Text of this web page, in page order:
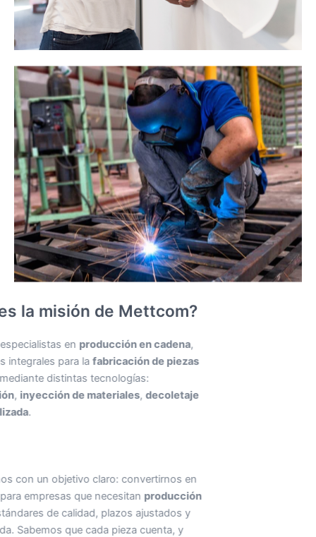
¿Cuál es la misión de Mettcom?
Mettcomsomos especialistas enproducción en cadena
soluciones integrales para lafabricación de piezas
y técnicas mediante distintas tecnologías:
,fundición,inyección de materiales
soldadura especializada
2017 trabajamos con un objetivo claro: convertirnos en
socio estratégico para empresas que necesitan
seriecon altos estándares de calidad, plazos ajustados y
personalizada. Sabemos que cada pieza cuenta, y